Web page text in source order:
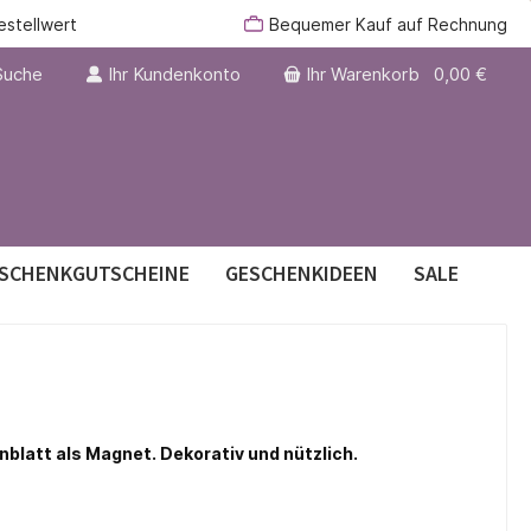
Bequemer Kauf auf Rechnung
Ihr Kundenkonto Ihr Warenkorb 0,00 €
GESCHENKIDEEN SALE
als Magnet. Dekorativ und nützlich.